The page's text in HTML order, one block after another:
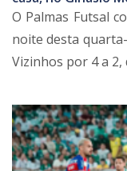
O Palmas Futsal
noite desta
Vizinhos por 4 a 2,